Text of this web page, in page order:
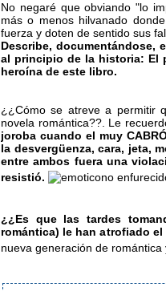
No negaré que obviando "lo
más o menos hilvanado
fuerza y doten de sentido sus
Describe, documentándose,
al principio de la historia: El
heroína de este libro.
¿¿Cómo se atreve a permitir
novela romántica??. Le
joroba cuando el muy
la desvergüenza, cara, jeta,
entre ambos fuera una
resistió.
¿¿Es que las tardes
romántica) le han atrofiado el
nueva generación de